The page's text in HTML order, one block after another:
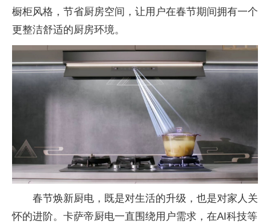
橱柜风格，节省厨房空间，让用户在春节期间拥有一个
更整洁舒适的厨房环境。
春节焕新厨电，既是对生活的升级，也是对家人关
怀的进阶。卡萨帝厨电一直围绕用户需求，在AI科技等